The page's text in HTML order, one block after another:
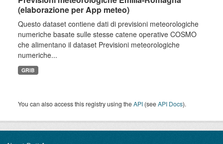
(elaborazione per App meteo)
Questo dataset contiene dati di previsioni meteorologiche
numeriche basate sulle stesse catene operative COSMO
che alimentano il dataset Previsioni meteorologiche
numeriche...
GRIB
You can also access this registry using theAPI (seeAPI Docs).